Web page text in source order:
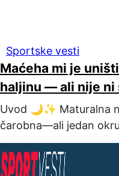
Sportske vesti
Maćeha mi je
haljinu — ali nije ni
Uvod 🌙✨ Maturalna
čarobna—ali jedan